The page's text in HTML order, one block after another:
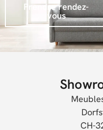
Prendre rendez-
vous
CH-